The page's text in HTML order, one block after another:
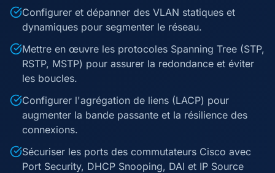
Configurer et dépanner des VLAN statiques et
dynamiques pour segmenter le réseau.
Mettre en œuvre les protocoles Spanning Tree (STP,
RSTP, MSTP) pour assurer la redondance et éviter
les boucles.
Configurer l'agrégation de liens (LACP) pour
augmenter la bande passante et la résilience des
connexions.
Sécuriser les ports des commutateurs Cisco avec
Port Security, DHCP Snooping, DAI et IP Source